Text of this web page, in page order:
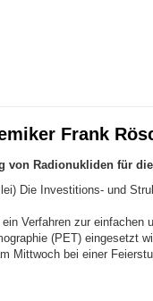
Frank
von Radionukliden für
Die Investitions- und
Verfahren zur
(PET) eingesetzt
Mittwoch bei einer